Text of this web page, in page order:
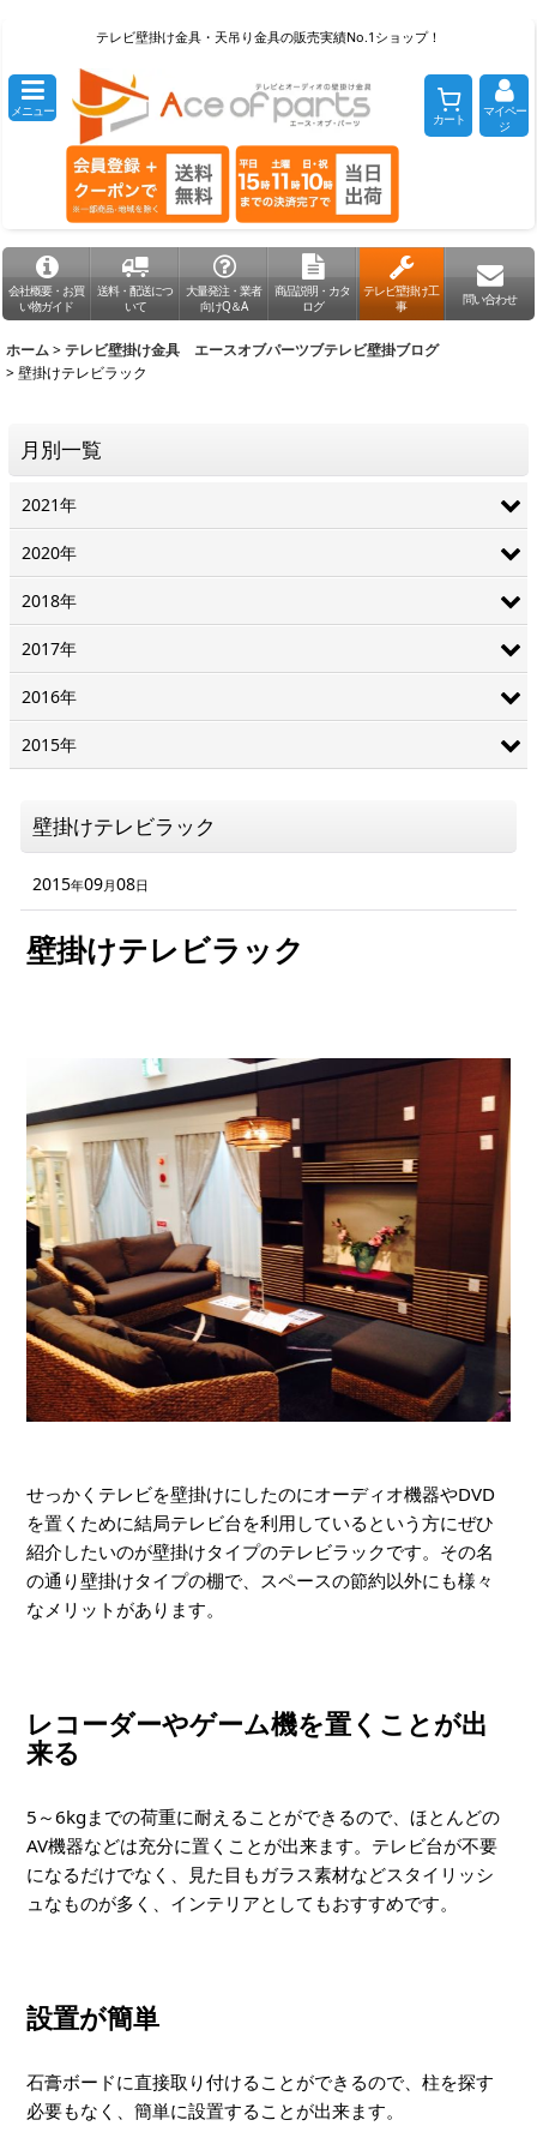
テレビ壁掛け金具・天吊り金具の販売実績No.1ショップ！
メニュー カート
マイペー
ジ
会社概要・お買
い物ガイド
送料・配送につ
いて
大量発注・業者
向けQ＆A
商品説明・カタ
ログ
テレビ壁掛け工
事
問い合わせ
ホーム >テレビ壁掛け金具 エースオブパーツブテレビ壁掛ブログ
>壁掛けテレビラック
壁掛けテレビラック
2015年09月08日
壁掛けテレビラック
せっかくテレビを壁掛けにしたのにオーディオ機器やDVD
を置くために結局テレビ台を利用しているという方にぜひ
紹介したいのが壁掛けタイプのテレビラックです。その名
の通り壁掛けタイプの棚で、スペースの節約以外にも様々
なメリットがあります。
レコーダーやゲーム機を置くことが出
来る
5～6kgまでの荷重に耐えることができるので、ほとんどの
AV機器などは充分に置くことが出来ます。テレビ台が不要
になるだけでなく、見た目もガラス素材などスタイリッシ
ュなものが多く、インテリアとしてもおすすめです。
設置が簡単
石膏ボードに直接取り付けることができるので、柱を探す
必要もなく、簡単に設置することが出来ます。
月別一覧
2021年
2020年
2018年
2017年
2016年
2015年